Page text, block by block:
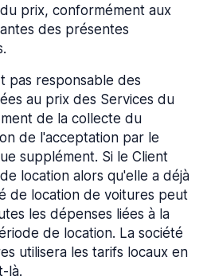
prix, conformément aux
des présentes
pas responsable des
au prix des Services du
de la collecte du
de l'acceptation par le
supplément. Si le Client
location alors qu'elle a déjà
de location de voitures peut
les dépenses liées à la
de location. La société
utilisera les tarifs locaux en
là.